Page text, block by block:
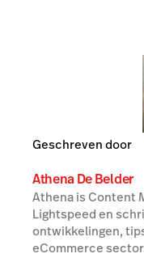
Geschreven door
Athena De Belder
Athena is Content
Lightspeed en
ontwikkelingen,
eCommerce